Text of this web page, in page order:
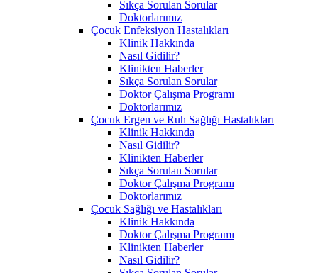
Sıkça Sorulan Sorular
Doktorlarımız
Çocuk Enfeksiyon Hastalıkları
Klinik Hakkında
Nasıl Gidilir?
Klinikten Haberler
Sıkça Sorulan Sorular
Doktor Çalışma Programı
Doktorlarımız
Çocuk Ergen ve Ruh Sağlığı Hastalıkları
Klinik Hakkında
Nasıl Gidilir?
Klinikten Haberler
Sıkça Sorulan Sorular
Doktor Çalışma Programı
Doktorlarımız
Çocuk Sağlığı ve Hastalıkları
Klinik Hakkında
Doktor Çalışma Programı
Klinikten Haberler
Nasıl Gidilir?